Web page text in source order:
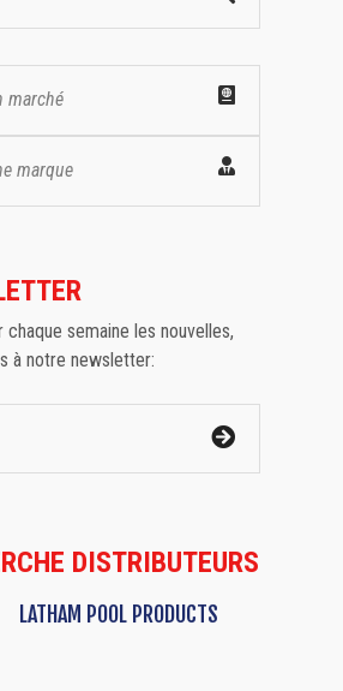
marché
marque
semaine les nouvelles,
à notre newsletter:
DISTRIBUTEURS
LATHAM POOL PRODUCTS